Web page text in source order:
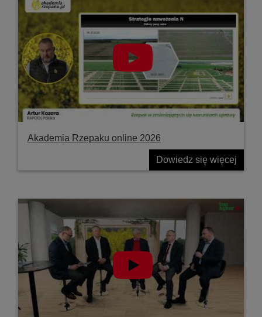
Akademia Rzepaku online 2026
Dowiedz się więcej